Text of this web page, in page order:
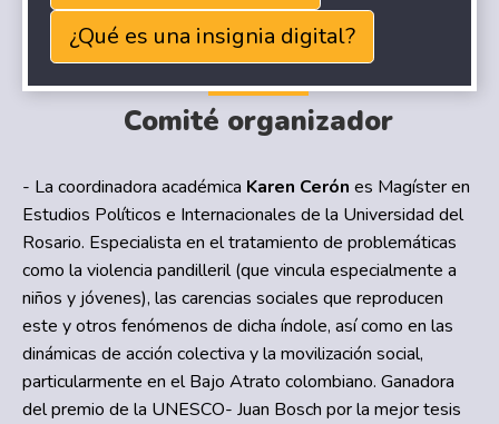
¿Qué es una insignia digital?
Comité organizador
- La coordinadora académica Karen Cerón es Magíster en
Estudios Políticos e Internacionales de la Universidad del
Rosario. Especialista en el tratamiento de problemáticas
como la violencia pandilleril (que vincula especialmente a
niños y jóvenes), las carencias sociales que reproducen
este y otros fenómenos de dicha índole, así como en las
dinámicas de acción colectiva y la movilización social,
particularmente en el Bajo Atrato colombiano. Ganadora
del premio de la UNESCO- Juan Bosch por la mejor tesis